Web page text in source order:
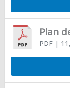
Plan
PDF|